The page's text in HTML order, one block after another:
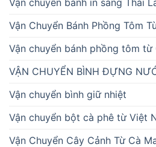
Vận Chuyển Bánh Phồng Tôm
Vận chuyển bánh phồng tôm từ
VẬN CHUYỂN BÌNH ĐỰNG
Vận chuyển bình giữ nhiệt
Vận chuyển bột cà phê từ Việt
Vận Chuyển Cây Cảnh Từ Cà